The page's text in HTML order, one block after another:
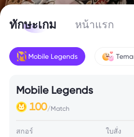
ทักษะเกม หน้าแรก
Mobile Legends
Mobile Legends
100/Match
สกอร์ ใบสั่ง